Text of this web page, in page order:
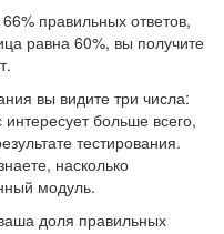
правильных ответов,
равна 60%, вы получите
вы видите три числа:
интересует больше всего,
тестирования.
насколько
модуль.
доля правильных